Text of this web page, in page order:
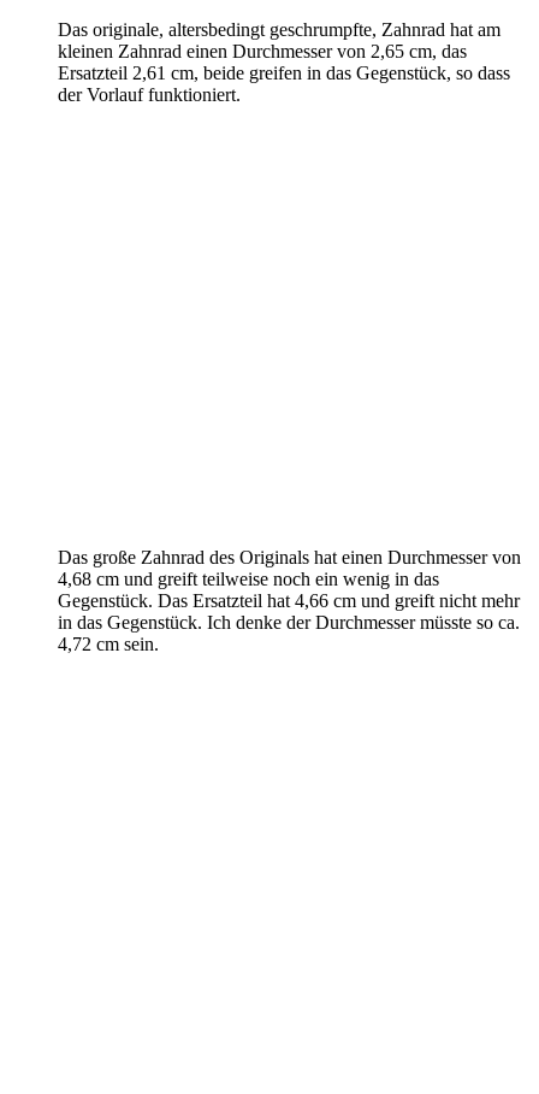
Das originale, altersbedingt geschrumpfte, Zahnrad hat am
kleinen Zahnrad einen Durchmesser von 2,65 cm, das
Ersatzteil 2,61 cm, beide greifen in das Gegenstück, so dass
der Vorlauf funktioniert.
Das große Zahnrad des Originals hat einen Durchmesser von
4,68 cm und greift teilweise noch ein wenig in das
Gegenstück. Das Ersatzteil hat 4,66 cm und greift nicht mehr
in das Gegenstück. Ich denke der Durchmesser müsste so ca.
4,72 cm sein.